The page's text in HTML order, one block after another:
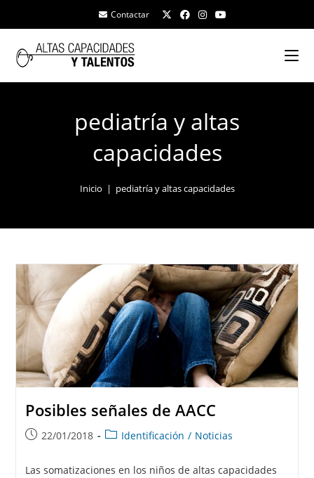
Contactar
pediatría y altas
capacidades
Inicio | pediatría y altas capacidades
Posibles señales de AACC
22/01/2018 Identificación / Noticias
Las somatizaciones en los niños de altas capacidades